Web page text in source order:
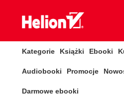
Kategorie Książki Ebooki
Audiobooki Promocje
Darmowe ebooki